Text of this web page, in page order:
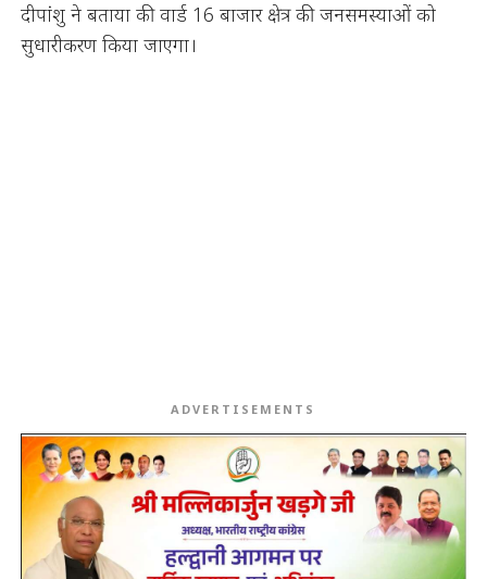
दीपांशु ने बताया की वार्ड 16 बाजार क्षेत्र की जनसमस्याओं को
सुधारीकरण किया जाएगा।
ADVERTISEMENTS